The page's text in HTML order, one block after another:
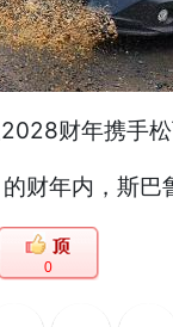
财年携手
财年内，斯
0